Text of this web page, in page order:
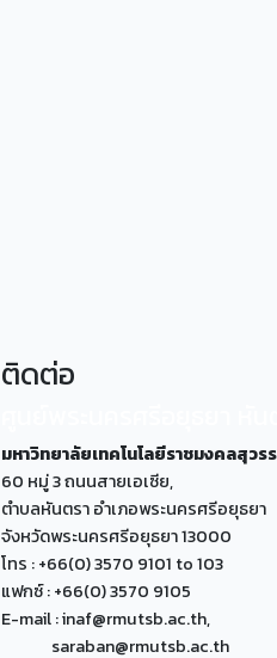
ติดต่อ
มหาวิทยาลัยเทคโนโลยีราชมงคลสุว
60 หมู่ 3 ถนนสายเอเซีย,
ตำบลหันตรา อำเภอพระนครศรีอยุธยา
จังหวัดพระนครศรีอยุธยา 13000
โทร : +66(0) 3570 9101 to 103
แฟกซ์ : +66(0) 3570 9105
E-mail : inaf@rmutsb.ac.th,
saraban@rmutsb.ac.th